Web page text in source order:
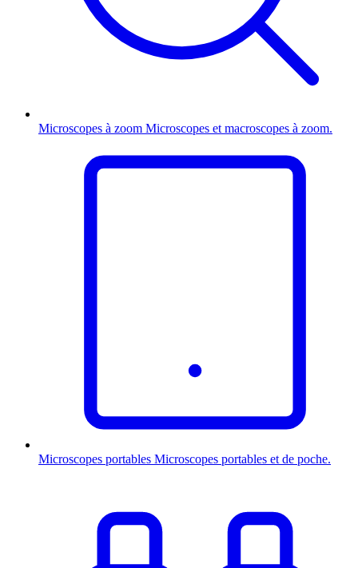
Microscopes à zoom Microscopes et macroscopes à zoom.
Microscopes portables Microscopes portables et de poche.